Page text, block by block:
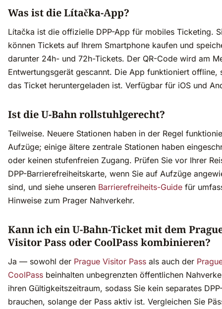
Was ist die Lítačka-App?
Lítačka ist die offizielle DPP-App für mobiles Ticketing.
können Tickets auf Ihrem Smartphone kaufen und
darunter 24h- und 72h-Tickets. Der QR-Code wird am
Entwertungsgerät gescannt. Die App funktioniert offline,
das Ticket heruntergeladen ist. Verfügbar für iOS und
Ist die U-Bahn rollstuhlgerecht?
Teilweise. Neuere Stationen haben in der Regel
Aufzüge; einige ältere zentrale Stationen haben
oder keinen stufenfreien Zugang. Prüfen Sie vor Ihrer
DPP-Barrierefreiheitskarte, wenn Sie auf Aufzüge
sind, und siehe unseren Barrierefreiheits-Guide für
Hinweise zum Prager Nahverkehr.
Kann ich ein U-Bahn-Ticket mit dem
Visitor Pass oder CoolPass kombinieren?
Ja — sowohl der Prague Visitor Pass als auch der
CoolPass beinhalten unbegrenzten öffentlichen
ihren Gültigkeitszeitraum, sodass Sie kein separates
brauchen, solange der Pass aktiv ist. Vergleichen Sie